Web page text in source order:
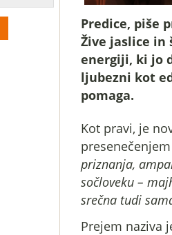
Predice, piše
Žive jaslice in
energiji, ki jo
ljubezni kot
pomaga.
Kot pravi, je
priznanja,
sočloveku –
srečna tudi
Prejem naziva